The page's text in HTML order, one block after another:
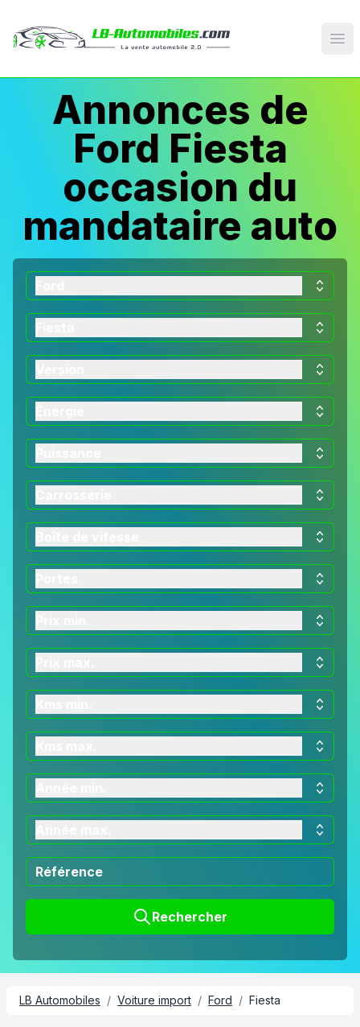
Annonces de
Ford Fiesta
occasion du
mandataire auto
Rechercher
LB Automobiles / Voiture import / Ford / Fiesta